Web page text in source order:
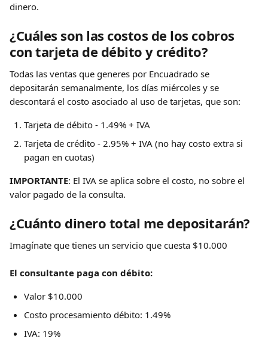
dinero.
¿Cuáles son las costos de los cobros
con tarjeta de débito y crédito?
Todas las ventas que generes por Encuadrado se
depositarán semanalmente, los días miércoles y se
descontará el costo asociado al uso de tarjetas, que son:
Tarjeta de débito - 1.49% + IVA
Tarjeta de crédito - 2.95% + IVA (no hay costo extra si
pagan en cuotas)
IMPORTANTE: El IVA se aplica sobre el costo, no sobre el
valor pagado de la consulta.
¿Cuánto dinero total me depositarán?
Imagínate que tienes un servicio que cuesta $10.000
El consultante paga con débito:
Valor $10.000
Costo procesamiento débito: 1.49%
IVA: 19%